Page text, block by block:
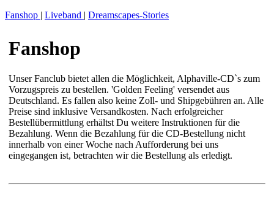
Fanshop | Liveband | Dreamscapes-Stories
Fanshop
Unser Fanclub bietet allen die Möglichkeit, Alphaville-CD`s zum
Vorzugspreis zu bestellen. 'Golden Feeling' versendet aus
Deutschland. Es fallen also keine Zoll- und Shipgebühren an. Alle
Preise sind inklusive Versandkosten. Nach erfolgreicher
Bestellübermittlung erhältst Du weitere Instruktionen für die
Bezahlung. Wenn die Bezahlung für die CD-Bestellung nicht
innerhalb von einer Woche nach Aufforderung bei uns
eingegangen ist, betrachten wir die Bestellung als erledigt.